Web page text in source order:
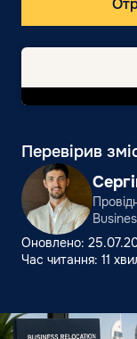
Перевірив
Оновлено:
Час читання: 11